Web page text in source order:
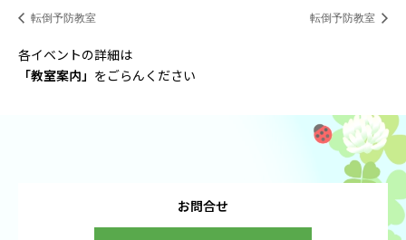
転倒予防教室 転倒予防教室
各イベントの詳細は
「教室案内」 をごらんください
お問合せ